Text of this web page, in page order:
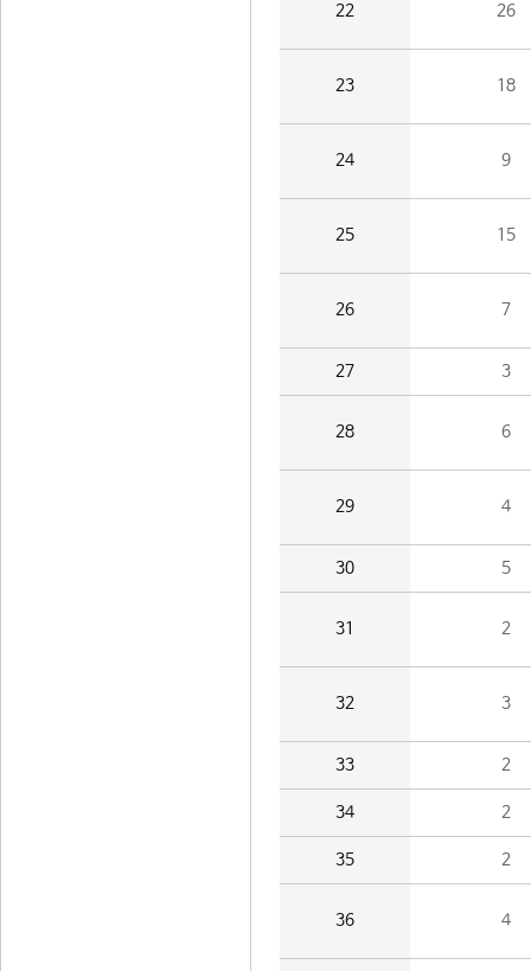
22 26
23 18
24 9
25 15
26 7
27 3
28 6
29 4
30 5
31 2
32 3
33 2
34 2
35 2
36 4